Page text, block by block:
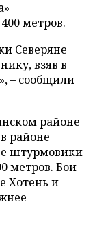
метров.
Северяне
взяв в
– сообщили
районе
районе
штурмовики
метров. Бои
Хотень и